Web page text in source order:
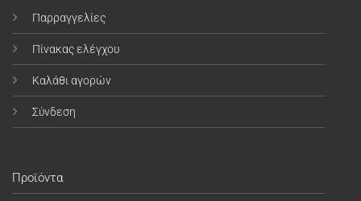
Παρραγγελίες
Πίνακας ελέγχου
Καλάθι αγορών
Σύνδεση
Προϊόντα